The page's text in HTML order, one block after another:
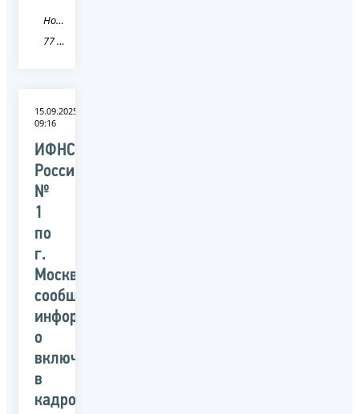
Новость
77 город Москва
15.09.2025
09:16
ИФНС
России
№
1
по
г.
Москве
сообщает
информацию
о
включении
в
кадровый